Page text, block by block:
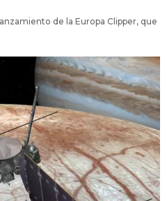
de la Europa Clipper, que